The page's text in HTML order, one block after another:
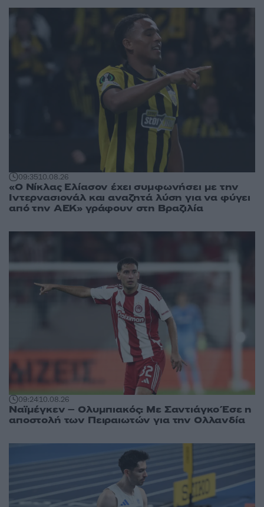
09:3510.08.26
«Ο Νίκλας Ελίασον έχει συμφωνήσει με την
Ιντερνασιονάλ και αναζητά λύση για να φύγει
από την ΑΕΚ» γράφουν στη Βραζιλία
09:2410.08.26
Ναϊμέγκεν – Ολυμπιακός: Με Σαντιάγκο Έσε η
αποστολή των Πειραιωτών για την Ολλανδία